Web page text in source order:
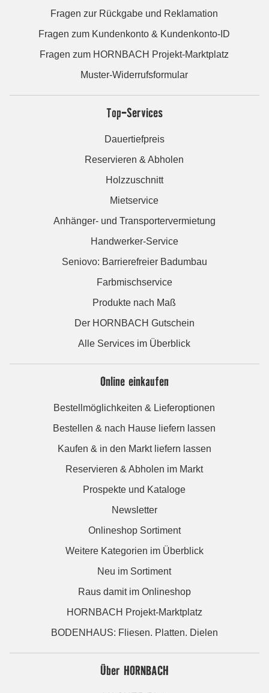
Fragen zur Rückgabe und Reklamation
Fragen zum Kundenkonto & Kundenkonto-ID
Fragen zum HORNBACH Projekt-Marktplatz
Muster-Widerrufsformular
Top-Services
Dauertiefpreis
Reservieren & Abholen
Holzzuschnitt
Mietservice
Anhänger- und Transportervermietung
Handwerker-Service
Seniovo: Barrierefreier Badumbau
Farbmischservice
Produkte nach Maß
Der HORNBACH Gutschein
Alle Services im Überblick
Online einkaufen
Bestellmöglichkeiten & Lieferoptionen
Bestellen & nach Hause liefern lassen
Kaufen & in den Markt liefern lassen
Reservieren & Abholen im Markt
Prospekte und Kataloge
Newsletter
Onlineshop Sortiment
Weitere Kategorien im Überblick
Neu im Sortiment
Raus damit im Onlineshop
HORNBACH Projekt-Marktplatz
BODENHAUS: Fliesen. Platten. Dielen
Über HORNBACH